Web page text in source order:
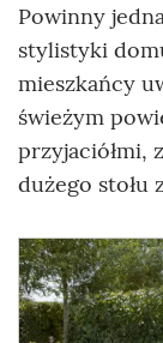
Powinny
stylistyki
mieszkańcy
świeżym
przyjaciółmi,
dużego stołu